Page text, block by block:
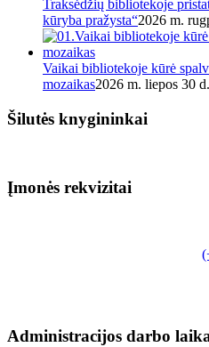
Traksėdžių bibliotekoje
kūryba pražysta“2026 m.
Vaikai bibliotekoje kūrė
mozaikas2026 m. liepos 30
Šilutės knygininkai
Įmonės rekvizitai
Administracijos darbo